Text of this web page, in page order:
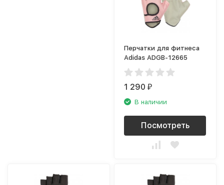
Перчатки для фитнеса
Adidas ADGB-12665
1 290₽
В наличии
Посмотреть